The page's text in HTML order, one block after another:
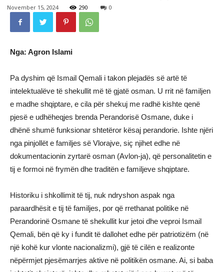
November 15, 2024 290 0
Nga: Agron Islami
Pa dyshim që Ismail Qemali i takon plejadës së artë të
intelektualëve të shekullit më të gjatë osman. U rrit në familjen
e madhe shqiptare, e cila për shekuj me radhë kishte qenë
pjesë e udhëheqjes brenda Perandorisë Osmane, duke i
dhënë shumë funksionar shtetëror kësaj perandorie. Ishte njëri
nga pinjollët e familjes së Vlorajve, siç njihet edhe në
dokumentacionin zyrtarë osman (Avlon-ja), që personalitetin e
tij e formoi në frymën dhe traditën e familjeve shqiptare.
Historiku i shkollimit të tij, nuk ndryshon aspak nga
paraardhësit e tij të familjes, por që rrethanat politike në
Perandorinë Osmane të shekullit kur jetoi dhe veproi Ismail
Qemali, bën që ky i fundit të dallohet edhe për patriotizëm (në
një kohë kur vlonte nacionalizmi), gjë të cilën e realizonte
nëpërmjet pjesëmarrjes aktive në politikën osmane. Ai, si baba